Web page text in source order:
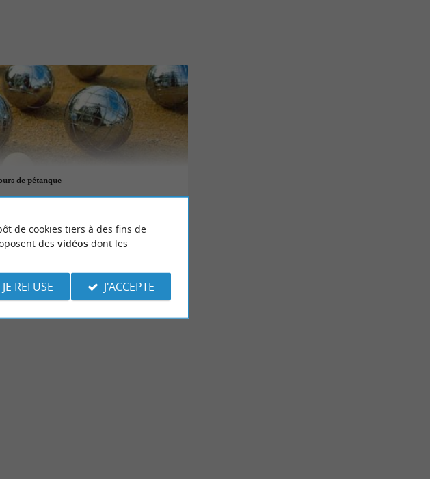
de pétanque
de cookies tiers à des fins de
des vidéosdont les
JE REFUSE J'ACCEPTE